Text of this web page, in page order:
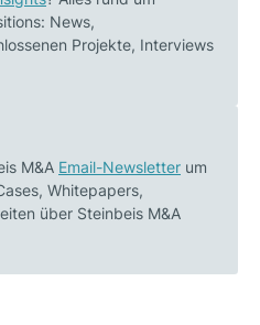
der
Verkehrswende
News,
Projekte, Interviews
M&A Email-Newsletter um
Whitepapers,
über Steinbeis M&A